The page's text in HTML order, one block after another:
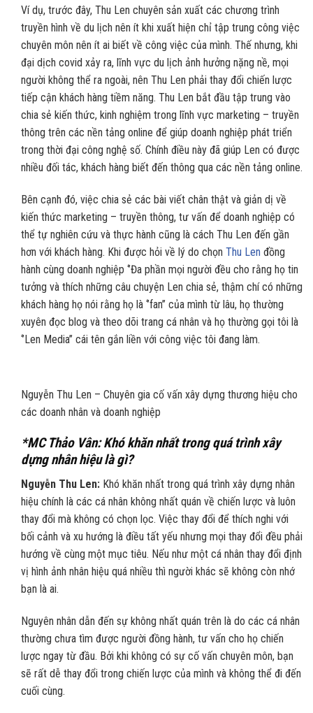
Ví dụ, trước đây, Thu Len chuyên sản xuất các chương trình
truyền hình về du lịch nên ít khi xuất hiện chỉ tập trung công việc
chuyên môn nên ít ai biết về công việc của mình. Thế nhưng, khi
đại dịch covid xảy ra, lĩnh vực du lịch ảnh hưởng nặng nề, mọi
người không thể ra ngoài, nên Thu Len phải thay đổi chiến lược
tiếp cận khách hàng tiềm năng. Thu Len bắt đầu tập trung vào
chia sẻ kiến thức, kinh nghiệm trong lĩnh vực marketing – truyền
thông trên các nền tảng online để giúp doanh nghiệp phát triển
trong thời đại công nghệ số. Chính điều này đã giúp Len có được
nhiều đối tác, khách hàng biết đến thông qua các nền tảng online.
Bên cạnh đó, việc chia sẻ các bài viết chân thật và giản dị về
kiến thức marketing – truyền thông, tư vấn để doanh nghiệp có
thể tự nghiên cứu và thực hành cũng là cách Thu Len đến gần
hơn với khách hàng. Khi được hỏi về lý do chọn Thu Len đồng
hành cùng doanh nghiệp ‘’Đa phần mọi người đều cho rằng họ tin
tưởng và thích những câu chuyện Len chia sẻ, thậm chí có những
khách hàng họ nói rằng họ là ‘’fan’’ của mình từ lâu, họ thường
xuyên đọc blog và theo dõi trang cá nhân và họ thường gọi tôi là
‘’Len Media’’ cái tên gắn liền với công việc tôi đang làm.
Nguyễn Thu Len – Chuyên gia cố vấn xây dựng thương hiệu cho
các doanh nhân và doanh nghiệp
*MC Thảo Vân: Khó khăn nhất trong quá trình xây
dựng nhân hiệu là gì?
Nguyễn Thu Len: Khó khăn nhất trong quá trình xây dựng nhân
hiệu chính là các cá nhân không nhất quán về chiến lược và luôn
thay đổi mà không có chọn lọc. Việc thay đổi để thích nghi với
bối cảnh và xu hướng là điều tất yếu nhưng mọi thay đổi đều phải
hướng về cùng một mục tiêu. Nếu như một cá nhân thay đổi định
vị hình ảnh nhân hiệu quá nhiều thì người khác sẽ không còn nhớ
bạn là ai.
Nguyên nhân dẫn đến sự không nhất quán trên là do các cá nhân
thường chưa tìm được người đồng hành, tư vấn cho họ chiến
lược ngay từ đầu. Bởi khi không có sự cố vấn chuyên môn, bạn
sẽ rất dễ thay đổi trong chiến lược của mình và không thể đi đến
cuối cùng.